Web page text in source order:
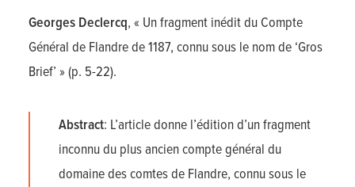
Georges Declercq, « Un fragment inédit du Compte
Général de Flandre de 1187, connu sous le nom de ‘Gros
Brief’ » (p. 5-22).
Abstract: L’article donne l’édition d’un fragment
inconnu du plus ancien compte général du
domaine des comtes de Flandre, connu sous le